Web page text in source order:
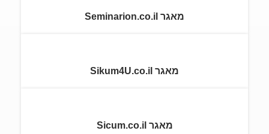
מאגר Seminarion.co.il
מאגר Sikum4U.co.il
מאגר Sicum.co.il